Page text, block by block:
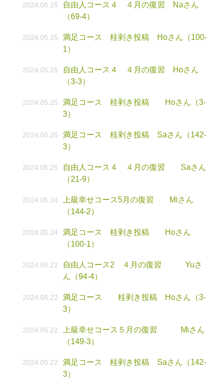
2024.05.25
自由人コース４ ４月の復習 Naさん
（69-4）
2024.05.25
満足コース 桂剥き投稿 Hoさん（100-
1）
2024.05.25
自由人コース４ ４月の復習 Hoさん
（3-3）
2024.05.25
満足コース 桂剥き投稿 Hoさん（3-
3）
2024.05.25
満足コース 桂剥き投稿 Saさん（142-
3）
2024.05.25
自由人コース４ ４月の復習 Saさん
（21-9）
2024.05.24
上級幸せコース5月の復習 Miさん
（144-2）
2024.05.24
満足コース 桂剥き投稿 Hoさん
（100-1）
2024.05.22
自由人コース2 ４月の復習 Yuさ
ん（94-4）
2024.05.22
満足コース 桂剥き投稿 Hoさん（3-
3）
2024.05.22
上級幸せコース５月の復習 Miさん
（149-3）
2024.05.22
満足コース 桂剥き投稿 Saさん（142-
3）